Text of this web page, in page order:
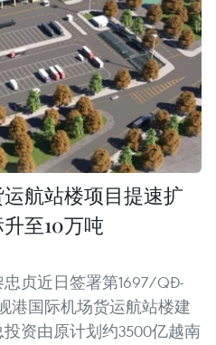
航站楼项目提速扩
至10万吨
贞近日签署第1697/QĐ-
港国际机场货运航站楼建
资由原计划约3500亿越南